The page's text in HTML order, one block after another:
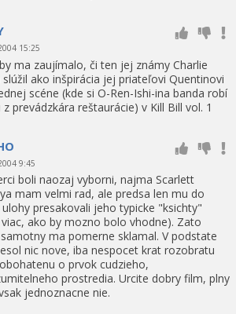
15:25
ma zaujímalo, či ten jej známy Charlie
ako inšpirácia jej priateľovi Quentinovi
scéne (kde si O-Ren-Ishi-ina banda robí
z prevádzkára reštaurácie) v Kill Bill vol. 1
9:45
boli naozaj vyborni, najma Scarlett
mam velmi rad, ale predsa len mu do
presakovali jeho typicke "ksichty"
ako by mozno bolo vhodne). Zato
ma pomerne sklamal. V podstate
nic nove, iba nespocet krat rozobratu
o prvok cudzieho,
prostredia. Urcite dobry film, plny
jednoznacne nie.